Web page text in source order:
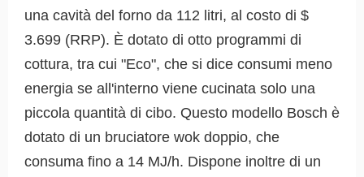
una cavità del forno da 112 litri, al costo di $
3.699 (RRP). È dotato di otto programmi di
cottura, tra cui "Eco", che si dice consumi meno
energia se all'interno viene cucinata solo una
piccola quantità di cibo. Questo modello Bosch è
dotato di un bruciatore wok doppio, che
consuma fino a 14 MJ/h. Dispone inoltre di un